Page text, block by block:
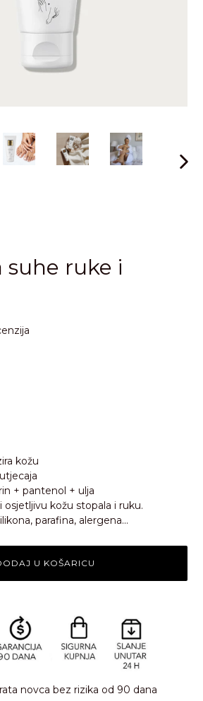
suhe ruke i
kožu
+ pantenol + ulja
osjetljivu kožu stopala i ruku.
parafina, alergena...
U KOŠARICU
novca bez rizika od 90 dana